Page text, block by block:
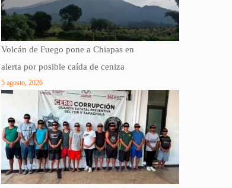
Volcán de Fuego pone a Chiapas en
alerta por posible caída de ceniza
5 agosto, 2026